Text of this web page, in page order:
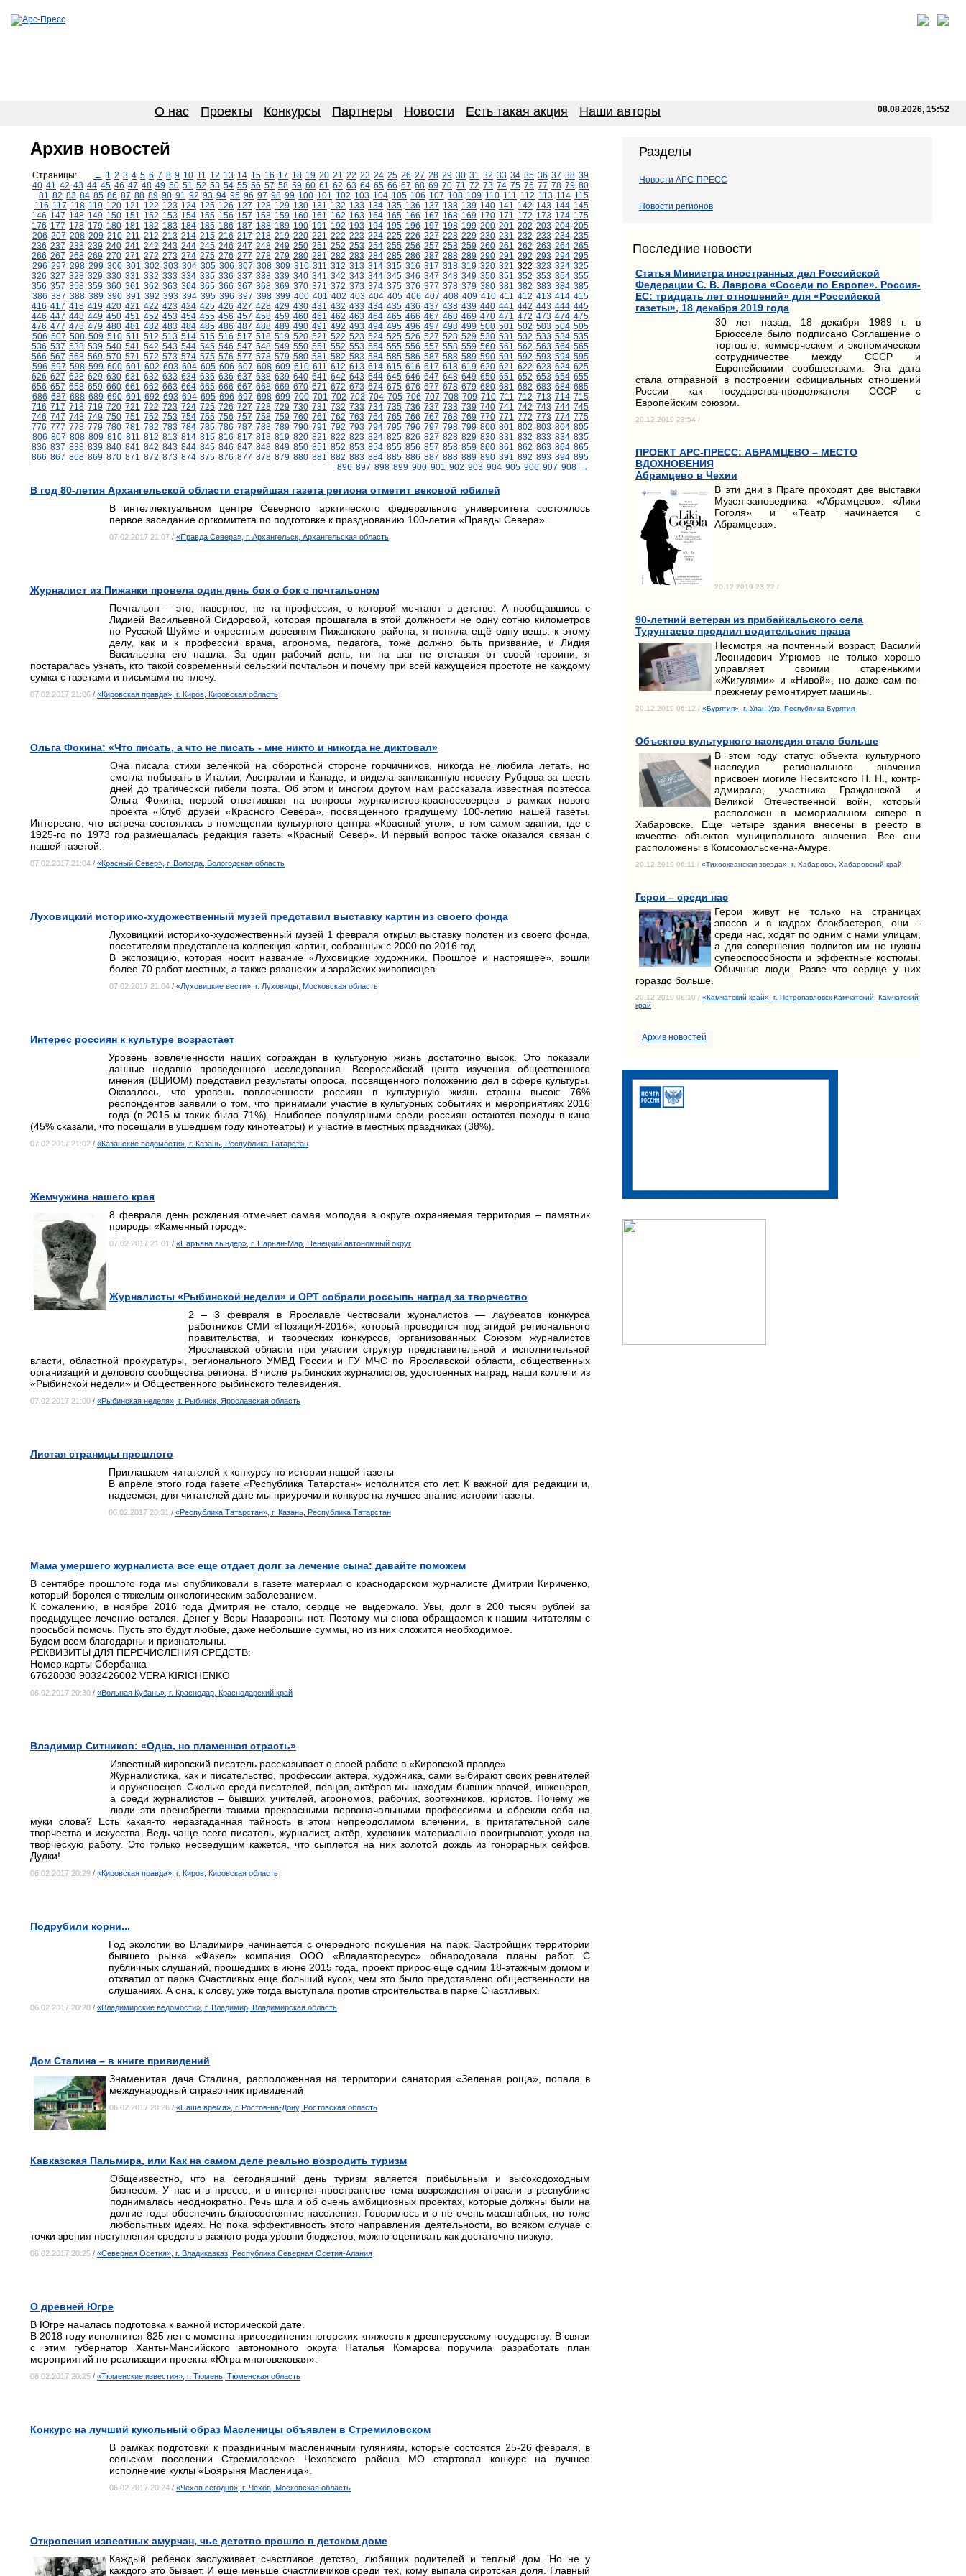
О нас Проекты Конкурсы Партнеры Новости Есть такая акция Наши авторы 08.08.2026, 15:52
Архив новостей
Страницы: ← 1 2 3 4 5 6 7 8 9 10 11 12 13 14 15 16 17 18 19 20 21 22 23 24 25 26 27 28 29 30 31 32 33 34 35 36 37 38 39
40 41 42 43 44 45 46 47 48 49 50 51 52 53 54 55 56 57 58 59 60 61 62 63 64 65 66 67 68 69 70 71 72 73 74 75 76 77 78 79 80
81 82 83 84 85 86 87 88 89 90 91 92 93 94 95 96 97 98 99 100 101 102 103 104 105 106 107 108 109 110 111 112 113 114 115
116 117 118 119 120 121 122 123 124 125 126 127 128 129 130 131 132 133 134 135 136 137 138 139 140 141 142 143 144 145
146 147 148 149 150 151 152 153 154 155 156 157 158 159 160 161 162 163 164 165 166 167 168 169 170 171 172 173 174 175
176 177 178 179 180 181 182 183 184 185 186 187 188 189 190 191 192 193 194 195 196 197 198 199 200 201 202 203 204 205
206 207 208 209 210 211 212 213 214 215 216 217 218 219 220 221 222 223 224 225 226 227 228 229 230 231 232 233 234 235
236 237 238 239 240 241 242 243 244 245 246 247 248 249 250 251 252 253 254 255 256 257 258 259 260 261 262 263 264 265
266 267 268 269 270 271 272 273 274 275 276 277 278 279 280 281 282 283 284 285 286 287 288 289 290 291 292 293 294 295
296 297 298 299 300 301 302 303 304 305 306 307 308 309 310 311 312 313 314 315 316 317 318 319 320 321 322 323 324 325
326 327 328 329 330 331 332 333 334 335 336 337 338 339 340 341 342 343 344 345 346 347 348 349 350 351 352 353 354 355
356 357 358 359 360 361 362 363 364 365 366 367 368 369 370 371 372 373 374 375 376 377 378 379 380 381 382 383 384 385
386 387 388 389 390 391 392 393 394 395 396 397 398 399 400 401 402 403 404 405 406 407 408 409 410 411 412 413 414 415
416 417 418 419 420 421 422 423 424 425 426 427 428 429 430 431 432 433 434 435 436 437 438 439 440 441 442 443 444 445
446 447 448 449 450 451 452 453 454 455 456 457 458 459 460 461 462 463 464 465 466 467 468 469 470 471 472 473 474 475
476 477 478 479 480 481 482 483 484 485 486 487 488 489 490 491 492 493 494 495 496 497 498 499 500 501 502 503 504 505
506 507 508 509 510 511 512 513 514 515 516 517 518 519 520 521 522 523 524 525 526 527 528 529 530 531 532 533 534 535
536 537 538 539 540 541 542 543 544 545 546 547 548 549 550 551 552 553 554 555 556 557 558 559 560 561 562 563 564 565
566 567 568 569 570 571 572 573 574 575 576 577 578 579 580 581 582 583 584 585 586 587 588 589 590 591 592 593 594 595
596 597 598 599 600 601 602 603 604 605 606 607 608 609 610 611 612 613 614 615 616 617 618 619 620 621 622 623 624 625
626 627 628 629 630 631 632 633 634 635 636 637 638 639 640 641 642 643 644 645 646 647 648 649 650 651 652 653 654 655
656 657 658 659 660 661 662 663 664 665 666 667 668 669 670 671 672 673 674 675 676 677 678 679 680 681 682 683 684 685
686 687 688 689 690 691 692 693 694 695 696 697 698 699 700 701 702 703 704 705 706 707 708 709 710 711 712 713 714 715
716 717 718 719 720 721 722 723 724 725 726 727 728 729 730 731 732 733 734 735 736 737 738 739 740 741 742 743 744 745
746 747 748 749 750 751 752 753 754 755 756 757 758 759 760 761 762 763 764 765 766 767 768 769 770 771 772 773 774 775
776 777 778 779 780 781 782 783 784 785 786 787 788 789 790 791 792 793 794 795 796 797 798 799 800 801 802 803 804 805
806 807 808 809 810 811 812 813 814 815 816 817 818 819 820 821 822 823 824 825 826 827 828 829 830 831 832 833 834 835
836 837 838 839 840 841 842 843 844 845 846 847 848 849 850 851 852 853 854 855 856 857 858 859 860 861 862 863 864 865
866 867 868 869 870 871 872 873 874 875 876 877 878 879 880 881 882 883 884 885 886 887 888 889 890 891 892 893 894 895
896 897 898 899 900 901 902 903 904 905 906 907 908 →
В год 80-летия Архангельской области старейшая газета региона отметит вековой юбилей
В интеллектуальном центре Северного арктического федерального университета состоялось
первое заседание оргкомитета по подготовке к празднованию 100-летия «Правды Севера».
07.02.2017 21:07 / «Правда Севера», г. Архангельск, Архангельская область
Журналист из Пижанки провела один день бок о бок с почтальоном
Почтальон – это, наверное, не та профессия, о которой мечтают в детстве. А пообщавшись с
Лидией Васильевной Сидоровой, которая прошагала в этой должности не одну сотню километров
по Русской Шуйме и окрестным деревням Пижанского района, я поняла ещё одну вещь: к этому
делу, как и к профессии врача, агронома, педагога, тоже должно быть призвание, и Лидия
Васильевна его нашла. За один рабочий день, ни на шаг не отставая от своей героини, я
постаралась узнать, кто такой современный сельский почтальон и почему при всей кажущейся простоте не каждому
сумка с газетами и письмами по плечу.
07.02.2017 21:06 / «Кировская правда», г. Киров, Кировская область
Ольга Фокина: «Что писать, а что не писать - мне никто и никогда не диктовал»
Она писала стихи зеленкой на оборотной стороне горчичников, никогда не любила летать, но
смогла побывать в Италии, Австралии и Канаде, и видела заплаканную невесту Рубцова за шесть
дней до трагической гибели поэта. Об этом и многом другом нам рассказала известная поэтесса
Ольга Фокина, первой ответившая на вопросы журналистов-красносеверцев в рамках нового
проекта «Клуб друзей «Красного Севера», посвященного грядущему 100-летию нашей газеты.
Интересно, что встреча состоялась в помещении культурного центра «Красный угол», в том самом здании, где с
1925-го по 1973 год размещалась редакция газеты «Красный Север». И первый вопрос также оказался связан с
нашей газетой.
07.02.2017 21:04 / «Красный Север», г. Вологда, Вологодская область
Луховицкий историко-художественный музей представил выставку картин из своего фонда
Луховицкий историко-художественный музей 1 февраля открыл выставку полотен из своего фонда,
посетителям представлена коллекция картин, собранных с 2000 по 2016 год.
В экспозицию, которая носит название «Луховицкие художники. Прошлое и настоящее», вошли
более 70 работ местных, а также рязанских и зарайских живописцев.
07.02.2017 21:04 / «Луховицкие вести», г. Луховицы, Московская область
Интерес россиян к культуре возрастает
Уровень вовлеченности наших сограждан в культурную жизнь достаточно высок. Это показали
данные недавно проведенного исследования. Всероссийский центр изучения общественного
мнения (ВЦИОМ) представил результаты опроса, посвященного положению дел в сфере культуры.
Оказалось, что уровень вовлеченности россиян в культурную жизнь страны высок: 76%
респондентов заявили о том, что принимали участие в культурных событиях и мероприятиях 2016
года (в 2015-м таких было 71%). Наиболее популярными среди россиян остаются походы в кино
(45% сказали, что посещали в ушедшем году кинотеатры) и участие в местных праздниках (38%).
07.02.2017 21:02 / «Казанские ведомости», г. Казань, Республика Татарстан
Жемчужина нашего края
8 февраля день рождения отмечает самая молодая в округе охраняемая территория – памятник
природы «Каменный город».
07.02.2017 21:01 / «Наръяна вындер», г. Нарьян-Мар, Ненецкий автономный округ
Журналисты «Рыбинской недели» и ОРТ собрали россыпь наград за творчество
2 – 3 февраля в Ярославле чествовали журналистов — лауреатов конкурса
работников СМИ «ПозициЯ-2016», который проводится под эгидой регионального
правительства, и творческих конкурсов, организованных Союзом журналистов
Ярославской области при участии структур представительной и исполнительной
власти, областной прокуратуры, регионального УМВД России и ГУ МЧС по Ярославской области, общественных
организаций и делового сообщества региона. В числе рыбинских журналистов, удостоенных наград, наши коллеги из
«Рыбинской недели» и Общественного рыбинского телевидения.
07.02.2017 21:00 / «Рыбинская неделя», г. Рыбинск, Ярославская область
Листая страницы прошлого
Приглашаем читателей к конкурсу по истории нашей газеты
В апреле этого года газете «Республика Татарстан» исполнится сто лет. К важной для редакции и,
надеемся, для читателей дате мы приурочили конкурс на лучшее знание истории газеты.
06.02.2017 20:31 / «Республика Татарстан», г. Казань, Республика Татарстан
Мама умершего журналиста все еще отдает долг за лечение сына: давайте поможем
В сентябре прошлого года мы опубликовали в газете материал о краснодарском журналисте Дмитрии Кириченко,
который боролся с тяжелым онкологическим заболеванием.
К сожалению, в ноябре 2016 года Дмитрия не стало, сердце не выдержало. Увы, долг в 200 тысяч рублей за
предыдущее лечение остался. Денег у Веры Назаровны нет. Поэтому мы снова обращаемся к нашим читателям с
просьбой помочь. Пусть это будут любые, даже небольшие суммы, но из них сложится необходимое.
Будем всем благодарны и признательны.
РЕКВИЗИТЫ ДЛЯ ПЕРЕЧИСЛЕНИЯ СРЕДСТВ:
Номер карты Сбербанка
67628030 9032426002 VERA KIRICHENKO
06.02.2017 20:30 / «Вольная Кубань», г. Краснодар, Краснодарский край
Владимир Ситников: «Одна, но пламенная страсть»
Известный кировский писатель рассказывает о своей работе в «Кировской правде»
Журналистика, как и писательство, профессии актера, художника, сами выбирают своих ревнителей
и оруженосцев. Сколько среди писателей, певцов, актёров мы находим бывших врачей, инженеров,
а среди журналистов – бывших учителей, агрономов, рабочих, зоотехников, юристов. Почему же
люди эти пренебрегли такими прекрасными первоначальными профессиями и обрекли себя на
муки слова? Есть какая-то неразгаданная тайность в этом непреодолимом влечении, в притягательной силе
творчества и искусства. Ведь чаще всего писатель, журналист, актёр, художник материально проигрывают, уходя на
творческую работу. Это только несведущим кажется, что сыплется на них золотой дождь из гонорарных сейфов.
Дудки!
06.02.2017 20:29 / «Кировская правда», г. Киров, Кировская область
Подрубили корни...
Год экологии во Владимире начинается с очередного покушения на парк. Застройщик территории
бывшего рынка «Факел» компания ООО «Владавторесурс» обнародовала планы работ. С
публичных слушаний, прошедших в июне 2015 года, проект прирос еще одним 18-этажным домом и
отхватил от парка Счастливых еще больший кусок, чем это было представлено общественности на
слушаниях. А она, к слову, уже тогда выступала против строительства в парке Счастливых.
06.02.2017 20:28 / «Владимирские ведомости», г. Владимир, Владимирская область
Дом Сталина – в книге привидений
Знаменитая дача Сталина, расположенная на территории санатория «Зеленая роща», попала в
международный справочник привидений
06.02.2017 20:26 / «Наше время», г. Ростов-на-Дону, Ростовская область
Кавказская Пальмира, или Как на самом деле реально возродить туризм
Общеизвестно, что на сегодняшний день туризм является прибыльным и высокодоходным
бизнесом. У нас и в прессе, и в интернет-пространстве тема возрождения отрасли в республике
поднималась неоднократно. Речь шла и об очень амбициозных проектах, которые должны были на
долгие годы обеспечить благосостояние населения. Говорилось и о не очень масштабных, но тоже
любопытных идеях. Но пока эффективность этого направления деятельности, во всяком случае с
точки зрения поступления средств в разного рода уровни бюджетов, можно оценивать как достаточно низкую.
06.02.2017 20:25 / «Северная Осетия», г. Владикавказ, Республика Северная Осетия-Алания
О древней Югре
В Югре началась подготовка к важной исторической дате.
В 2018 году исполнится 825 лет с момента присоединения югорских княжеств к древнерусскому государству. В связи
с этим губернатор Ханты-Мансийского автономного округа Наталья Комарова поручила разработать план
мероприятий по реализации проекта «Югра многовековая».
06.02.2017 20:25 / «Тюменские известия», г. Тюмень, Тюменская область
Конкурс на лучший кукольный образ Масленицы объявлен в Стремиловском
В рамках подготовки к праздничным масленичным гуляниям, которые состоятся 25-26 февраля, в
сельском поселении Стремиловское Чеховского района МО стартовал конкурс на лучшее
исполнение куклы «Боярыня Масленица».
06.02.2017 20:24 / «Чехов сегодня», г. Чехов, Московская область
Откровения известных амурчан, чье детство прошло в детском доме
Каждый ребенок заслуживает счастливое детство, любящих родителей и теплый дом. Но не у
каждого это бывает. И еще меньше счастливчиков среди тех, кому выпала сиротская доля. Главный
Разделы
Новости АРС-ПРЕСС
Новости регионов
Последние новости
Статья Министра иностранных дел Российской
Федерации С. В. Лаврова «Соседи по Европе». Россия-
ЕС: тридцать лет отношений» для «Российской
газеты», 18 декабря 2019 года
30 лет назад, 18 декабря 1989 г. в
Брюсселе было подписано Соглашение о
торговле, коммерческом и экономическом
сотрудничестве между СССР и
Европейскими сообществами. Эта дата
стала отправной в построении официальных отношений
России как государства-продолжателя СССР с
Европейским союзом.
20.12.2019 23:54 /
ПРОЕКТ АРС-ПРЕСС: АБРАМЦЕВО – МЕСТО
ВДОХНОВЕНИЯ
Абрамцево в Чехии
В эти дни в Праге проходят две выставки
Музея-заповедника «Абрамцево»: «Лики
Гоголя» и «Театр начинается с
Абрамцева».
20.12.2019 23:22 /
90-летний ветеран из прибайкальского села
Турунтаево продлил водительские права
Несмотря на почтенный возраст, Василий
Леонидович Угрюмов не только хорошо
управляет своими старенькими
«Жигулями» и «Нивой», но даже сам по-
прежнему ремонтирует машины.
20.12.2019 06:12 / «Бурятия», г. Улан-Удэ, Республика Бурятия
Объектов культурного наследия стало больше
В этом году статус объекта культурного
наследия регионального значения
присвоен могиле Несвитского Н. Н., контр-
адмирала, участника Гражданской и
Великой Отечественной войн, который
расположен в мемориальном сквере в
Хабаровске. Еще четыре здания внесены в реестр в
качестве объектов муниципального значения. Все они
расположены в Комсомольске-на-Амуре.
20.12.2019 06:11 / «Тихоокеанская звезда», г. Хабаровск, Хабаровский край
Герои – среди нас
Герои живут не только на страницах
эпосов и в кадрах блокбастеров, они –
среди нас, ходят по одним с нами улицам,
а для совершения подвигов им не нужны
суперспособности и эффектные костюмы.
Обычные люди. Разве что сердце у них
гораздо больше.
20.12.2019 06:10 / «Камчатский край», г. Петропавловск-Камчатский, Камчатский
край
Архив новостей